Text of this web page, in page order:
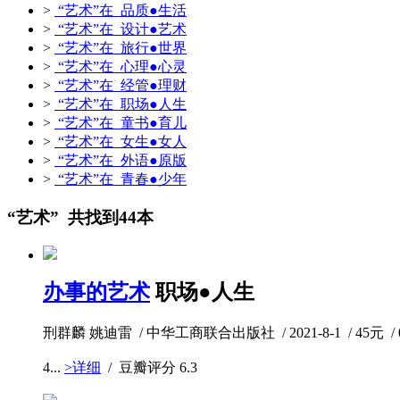
> “艺术”在 品质●生活
> “艺术”在 设计●艺术
> “艺术”在 旅行●世界
> “艺术”在 心理●心灵
> “艺术”在 经管●理财
> “艺术”在 职场●人生
> “艺术”在 童书●育儿
> “艺术”在 女生●女人
> “艺术”在 外语●原版
> “艺术”在 青春●少年
“艺术” 共找到44本
办事的艺术 职场●人生
刑群麟 姚迪雷 / 中华工商联合出版社 / 2021-8-1 / 45元 /
4... >详细 / 豆瓣评分 6.3